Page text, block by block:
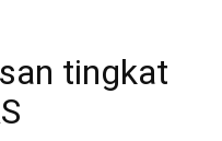
tingkat